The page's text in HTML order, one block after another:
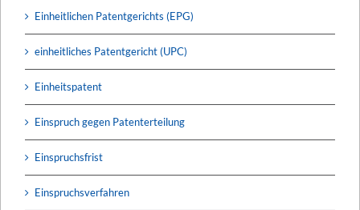
Einheitlichen Patentgerichts (EPG)
einheitliches Patentgericht (UPC)
Einheitspatent
Einspruch gegen Patenterteilung
Einspruchsfrist
Einspruchsverfahren